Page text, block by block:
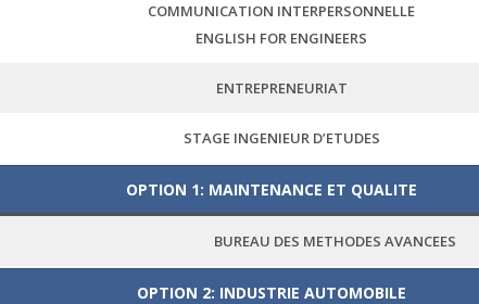
COMMUNICATION INTERPERSONNELLE
ENGLISH FOR ENGINEERS
ENTREPRENEURIAT
STAGE INGENIEUR D’ETUDES
OPTION 1: MAINTENANCE ET QUALITE
BUREAU DES METHODES AVANCEES
OPTION 2: INDUSTRIE AUTOMOBILE